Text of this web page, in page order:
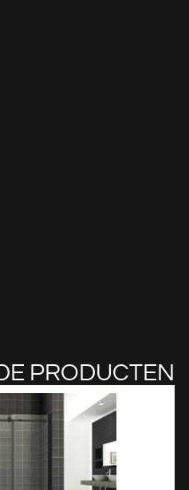
PRODUCTEN